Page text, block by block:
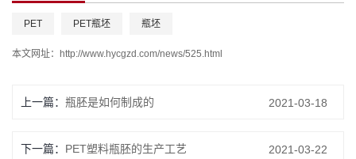
PET PET瓶坯 瓶坯
本文网址： http://www.hycgzd.com/news/525.html
上一篇： 瓶胚是如何制成的 2021-03-18
下一篇： PET塑料瓶胚的生产工艺 2021-03-22